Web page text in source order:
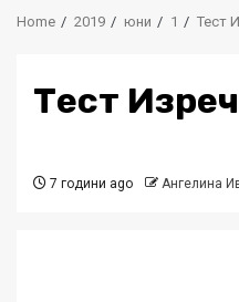
Home 2019 юни 1 Тест
Тест
7 години ago Ангелина